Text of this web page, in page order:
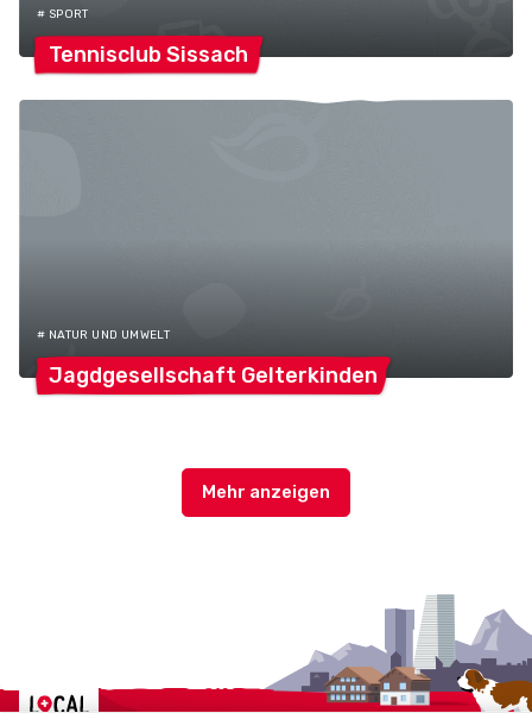
# SPORT
Tennisclub Sissach
# NATUR UND UMWELT
Jagdgesellschaft Gelterkinden
Localcities